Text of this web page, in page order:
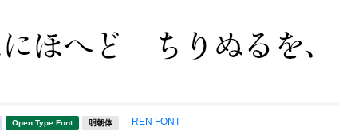
Open Type Font 明朝体 REN FONT